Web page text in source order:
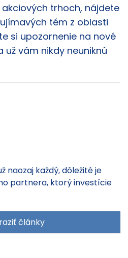
trhoch, nájdete
tém z oblasti
si upozornenie na nové
už vám nikdy neuniknú
naozaj každý, dôležité je
partnera, ktorý investície
články